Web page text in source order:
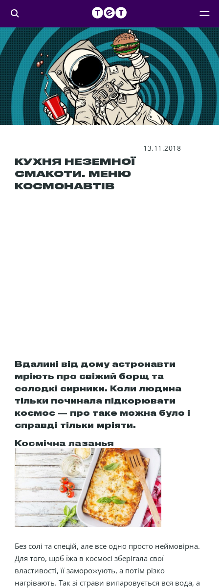
13.11.2018
КУХНЯ НЕЗЕМНОЇ
СМАКОТИ. МЕНЮ
КОСМОНАВТІВ
Вдалині від дому астронавти
мріють про свіжий борщ та
солодкі сирники. Коли людина
тільки починала підкорювати
космос — про таке можна було і
справді тільки мріяти.
Космічна лазанья
Без солі та спецій, але все одно просто неймовірна.
Для того, щоб їжа в космосі зберігала свої
властивості, її заморожують, а потім різко
нагрівають. Так зі страви випаровується вся вода, а